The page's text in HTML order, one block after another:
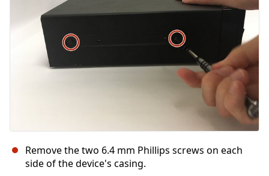
Remove the two 6.4 mm Phillips screws on each
side of the device's casing.